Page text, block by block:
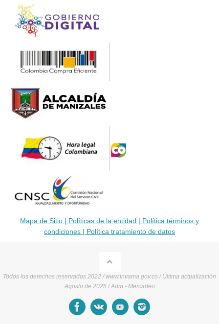
Mapa de Sitio | Políticas de la entidad |
Política términos y
condiciones |
Política tratamiento de datos
Todos los derechos reservados 2022 / www.invama.gov.co / Última actualización
Agosto de 2025 / Adm - Mercadeo